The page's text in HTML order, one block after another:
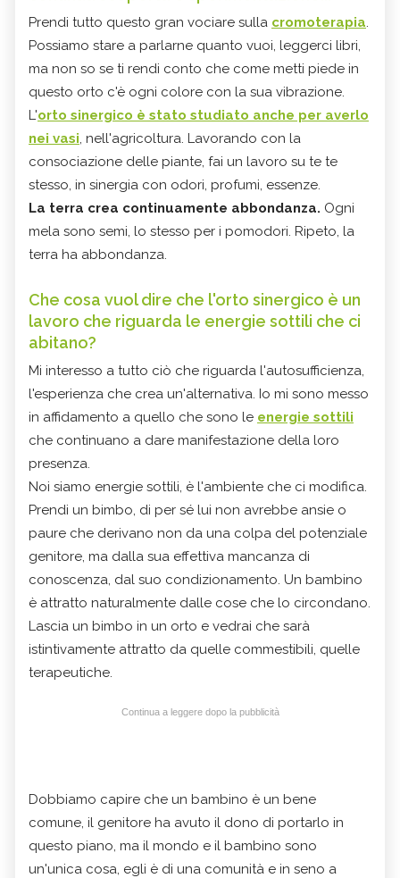
Prendi tutto questo gran vociare sulla cromoterapia.
Possiamo stare a parlarne quanto vuoi, leggerci libri,
ma non so se ti rendi conto che come metti piede in
questo orto c'è ogni colore con la sua vibrazione.
L'orto sinergico è stato studiato anche per averlo
nei vasi, nell'agricoltura. Lavorando con la
consociazione delle piante, fai un lavoro su te te
stesso, in sinergia con odori, profumi, essenze.
La terra crea continuamente abbondanza. Ogni
mela sono semi, lo stesso per i pomodori. Ripeto, la
terra ha abbondanza.
Che cosa vuol dire che l'orto sinergico è un
lavoro che riguarda le energie sottili che ci
abitano?
Mi interesso a tutto ciò che riguarda l'autosufficienza,
l'esperienza che crea un'alternativa. Io mi sono messo
in affidamento a quello che sono le energie sottili
che continuano a dare manifestazione della loro
presenza.
Noi siamo energie sottili, è l'ambiente che ci modifica.
Prendi un bimbo, di per sé lui non avrebbe ansie o
paure che derivano non da una colpa del potenziale
genitore, ma dalla sua effettiva mancanza di
conoscenza, dal suo condizionamento. Un bambino
è attratto naturalmente dalle cose che lo circondano.
Lascia un bimbo in un orto e vedrai che sarà
istintivamente attratto da quelle commestibili, quelle
terapeutiche.
Continua a leggere dopo la pubblicità
Dobbiamo capire che un bambino è un bene
comune, il genitore ha avuto il dono di portarlo in
questo piano, ma il mondo e il bambino sono
un'unica cosa, egli è di una comunità e in seno a